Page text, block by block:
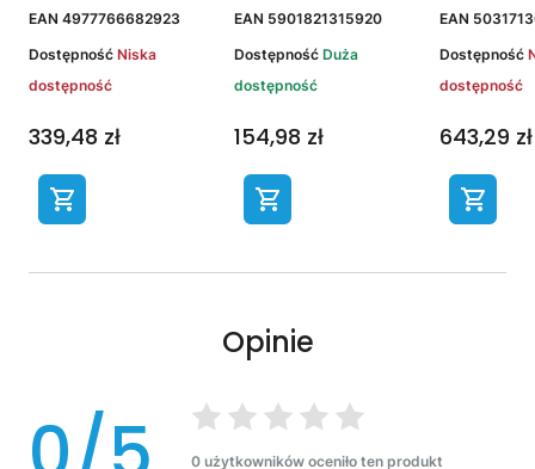
EAN 4977766682923
Dostępność Niska
dostępność
339,48 zł
EAN 5901821315920
Dostępność Duża
dostępność
154,98 zł
EAN
Dostępność
dostępność
643,29 zł
Opinie
0 użytkowników oceniło ten produkt